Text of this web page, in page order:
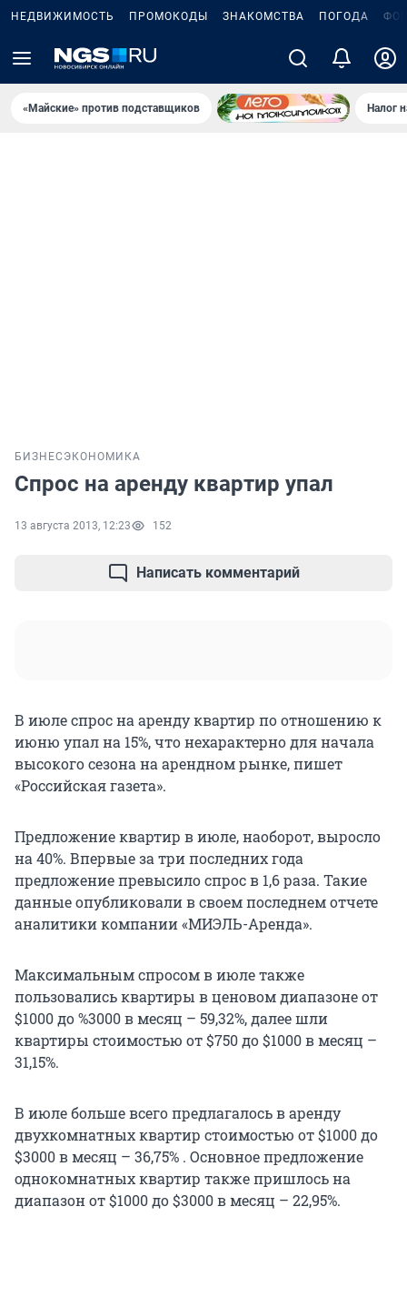
НЕДВИЖИМОСТЬ ПРОМОКОДЫ ЗНАКОМСТВА ПОГОДА
«Майские» против подставщиков Налог
БИЗНЕС ЭКОНОМИКА
Спрос на аренду квартир упал
13 августа 2013, 12:23 152
Написать комментарий
В июле спрос на аренду квартир по отношению к
июню упал на 15%, что нехарактерно для начала
высокого сезона на арендном рынке, пишет
«Российская газета».
Предложение квартир в июле, наоборот, выросло
на 40%. Впервые за три последних года
предложение превысило спрос в 1,6 раза. Такие
данные опубликовали в своем последнем отчете
аналитики компании «МИЭЛЬ-Аренда».
Максимальным спросом в июле также
пользовались квартиры в ценовом диапазоне от
$1000 до %3000 в месяц – 59,32%, далее шли
квартиры стоимостью от $750 до $1000 в месяц –
31,15%.
В июле больше всего предлагалось в аренду
двухкомнатных квартир стоимостью от $1000 до
$3000 в месяц – 36,75% . Основное предложение
однокомнатных квартир также пришлось на
диапазон от $1000 до $3000 в месяц – 22,95%.